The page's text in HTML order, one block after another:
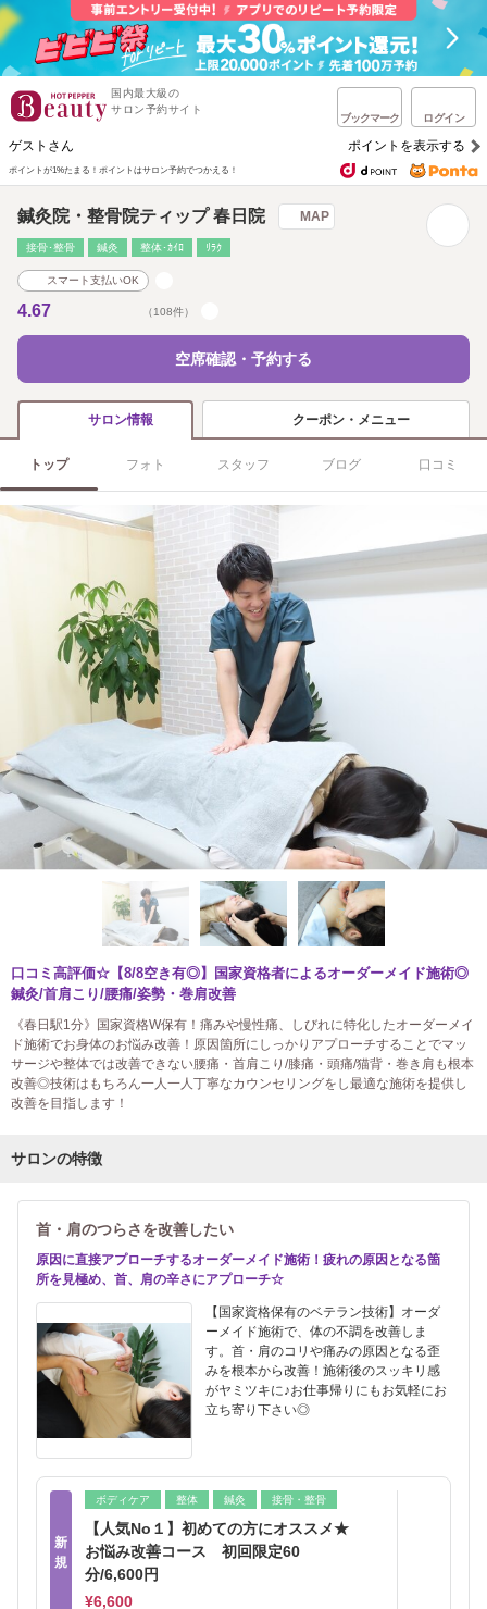
国内最大級の
サロン予約サイト
ブックマーク ログイン
ゲストさん ポイントを表示する
ポイントが1%たまる！ ポイントはサロン予約でつかえる！
鍼灸院・整骨院ティップ 春日院 MAP
接骨･整骨 鍼灸 整体･ｶｲﾛ ﾘﾗｸ
スマート支払いOK
4.67 （108件）
空席確認・予約する
サロン情報 クーポン・メニュー
トップ フォト スタッフ ブログ 口コミ
口コミ高評価☆【8/8空き有◎】国家資格者によるオーダーメイド施術◎
鍼灸/首肩こり/腰痛/姿勢・巻肩改善
《春日駅1分》国家資格W保有！痛みや慢性痛、しびれに特化したオーダーメイ
ド施術でお身体のお悩み改善！原因箇所にしっかりアプローチすることでマッ
サージや整体では改善できない腰痛・首肩こり/膝痛・頭痛/猫背・巻き肩も根本
改善◎技術はもちろん一人一人丁寧なカウンセリングをし最適な施術を提供し
改善を目指します！
サロンの特徴
首・肩のつらさを改善したい
原因に直接アプローチするオーダーメイド施術！疲れの原因となる箇
所を見極め、首、肩の辛さにアプローチ☆
【国家資格保有のベテラン技術】オーダ
ーメイド施術で、体の不調を改善しま
す。首・肩のコリや痛みの原因となる歪
みを根本から改善！施術後のスッキリ感
がヤミツキに♪お仕事帰りにもお気軽にお
立ち寄り下さい◎
新
規
ボディケア 整体 鍼灸 接骨・整骨
【人気No１】初めての方にオススメ★
お悩み改善コース 初回限定60
分/6,600円
¥6,600